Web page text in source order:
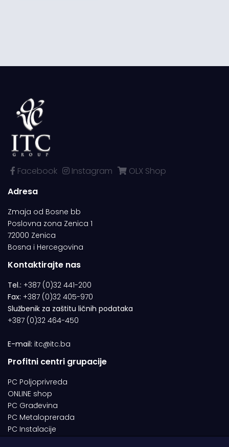
Facebook Instagram
OLX Shop
Adresa
Zmaja od Bosne bb
Poslovna zona Zenica 1
72000 Zenica
Bosna i Hercegovina
Kontaktirajte nas
Tel.: +387 (0)32 441-200
Fax: +387 (0)32 405-970
Službenik za zaštitu ličnih podataka
+387 (0)32 464-450
E-mail: itc@itc.ba
Profitni centri grupacije
PC Poljoprivreda
ONLINE shop
PC Građevina
PC Metaloprerada
PC Instalacije